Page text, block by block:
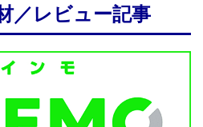
／レビュー記事